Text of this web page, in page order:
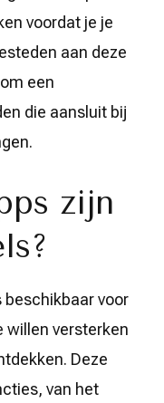
voordat je je
aan deze
een
die aansluit bij
zijn
beschikbaar voor
willen versterken
Deze
van het